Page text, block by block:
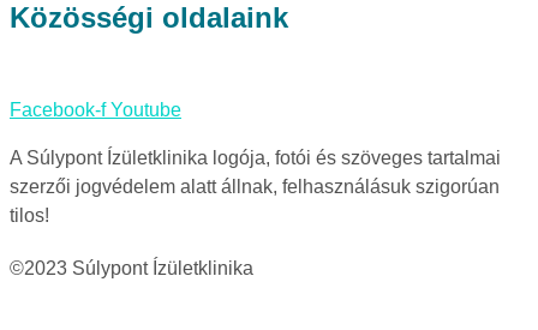
Közösségi oldalaink
Facebook-f Youtube
A Súlypont Ízületklinika logója, fotói és szöveges tartalmai
szerzői jogvédelem alatt állnak, felhasználásuk szigorúan
tilos!
©2023 Súlypont Ízületklinika